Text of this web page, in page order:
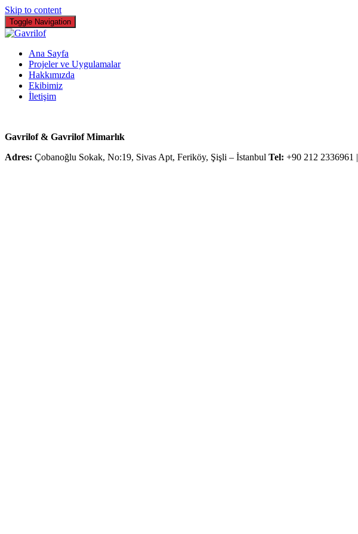
Skip to content
Toggle Navigation
Ana Sayfa
Projeler ve Uygulamalar
Hakkımızda
Ekibimiz
İletişim
Gavrilof & Gavrilof Mimarlık
Adres: Çobanoğlu Sokak, No:19, Sivas Apt, Feriköy, Şişli – İstanbul Tel: +90 212 2336961 |